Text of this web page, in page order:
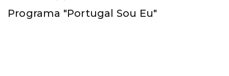
Programa "Portugal Sou Eu"